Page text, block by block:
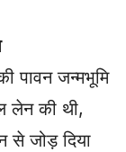
पावन जन्मभूमि
लेन की थी,
से जोड़ दिया